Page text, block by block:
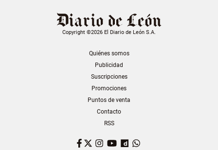
Copyright ©2026 El Diario de León S.A.
Quiénes somos
Publicidad
Suscripciones
Promociones
Puntos de venta
Contacto
RSS
Facebook
TwitterInstagram
YouTubeDailymotion